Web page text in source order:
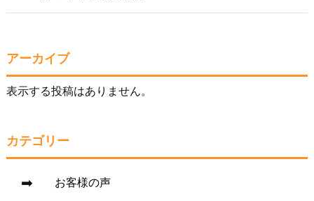
アーカイブ
表示する投稿はありません。
カテゴリー
お客様の声